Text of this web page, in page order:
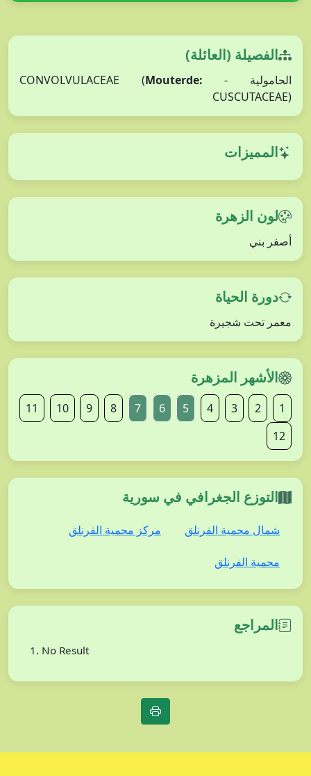
الفصيلة (العائلة)
الحامولية - CONVOLVULACEAE ( Mouterde:
CUSCUTACEAE)
المميزات
لون الزهرة
أصفر بني
دورة الحياة
معمر تحت شجيرة
الأشهر المزهرة
1
2
3
4
5
6
7
8
9
10
11
12
التوزع الجغرافي في سورية
شمال محمية الفرنلق مركز محمية الفرنلق
محمية الفرنلق
المراجع
No Result